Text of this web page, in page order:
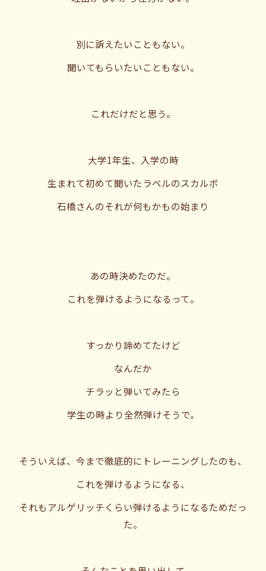
別に訴えたいこともない。
聞いてもらいたいこともない。
これだけだと思う。
大学1年生、入学の時
生まれて初めて聞いたラベルのスカルボ
石橋さんのそれが何もかもの始まり
あの時決めたのだ。
これを弾けるようになるって。
すっかり諦めてたけど
なんだか
チラッと弾いてみたら
学生の時より全然弾けそうで。
そういえば、今まで徹底的にトレーニングしたのも、
これを弾けるようになる、
それもアルゲリッチくらい弾けるようになるためだっ
た。